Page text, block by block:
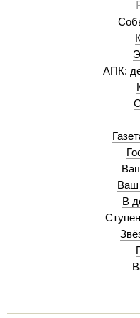
АПК:
Ваш
В